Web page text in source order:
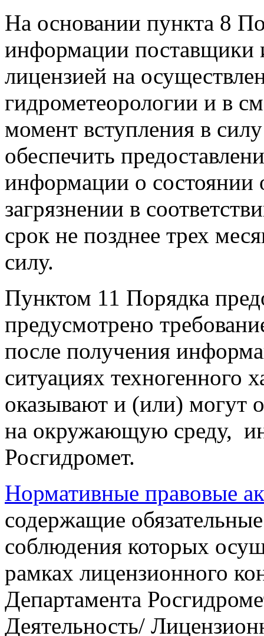
На основании пункта 8
информации
лицензией на
гидрометеорологии и в
момент вступления в
обеспечить
информации о
загрязнении в
срок не позднее трех
силу.
Пунктом 11 Порядка
предусмотрено
после получения
ситуациях техногенного
оказывают и (или) могут
на окружающую среду,
Росгидромет.
Нормативные правовые
содержащие
соблюдения которых
рамках лицензионного
Департамента
Деятельность/